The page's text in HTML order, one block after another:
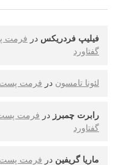
فیلیپ فردریکس در فرمت
گفتاورد
لئونا تامسون در فرمت پست
رابرت چمبرز در فرمت
گفتاورد
ماریا گریفین در فرمت پست